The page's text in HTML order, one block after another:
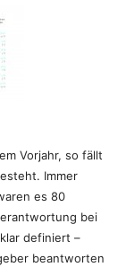
Vorjahr, so fällt
Immer
es 80
bei
definiert –
beantworten